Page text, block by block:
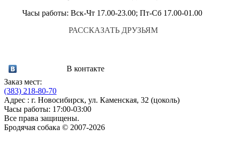
Часы работы: Вск-Чт 17.00-23.00; Пт-Сб 17.00-01.00
РАССКАЗАТЬ ДРУЗЬЯМ
В контакте
Заказ мест:
(383) 218-80-70
Адрес : г. Новосибирск, ул. Каменская, 32 (цоколь)
Часы работы: 17:00-03:00
Все права защищены.
Бродячая собака © 2007-2026